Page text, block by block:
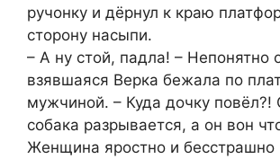
ручонку и дёрнул к краю
сторону насыпи.
– А ну стой, падла! – Непонятно
взявшаяся Верка бежала по
мужчиной. – Куда дочку
собака разрывается, а он вон
Женщина яростно и бесстрашно